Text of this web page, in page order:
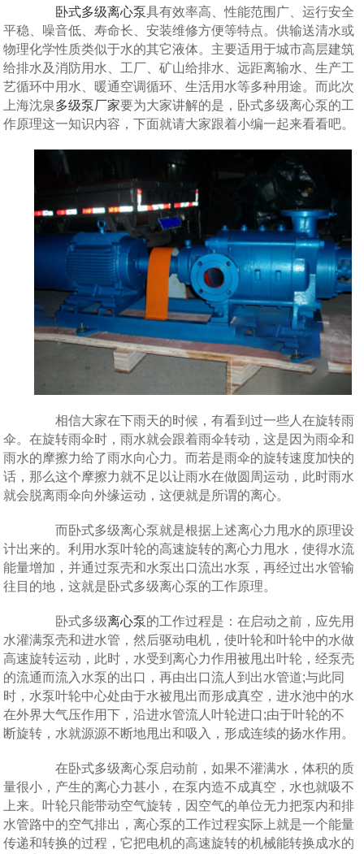
卧式多级离心泵具有效率高、性能范围广、运行安全
平稳、噪音低、寿命长、安装维修方便等特点。供输送清水或
物理化学性质类似于水的其它液体。主要适用于城市高层建筑
给排水及消防用水、工厂、矿山给排水、远距离输水、生产工
艺循环中用水、暖通空调循环、生活用水等多种用途。而此次
上海沈泉多级泵厂家要为大家讲解的是，卧式多级离心泵的工
作原理这一知识内容，下面就请大家跟着小编一起来看看吧。
相信大家在下雨天的时候，有看到过一些人在旋转雨
伞。在旋转雨伞时，雨水就会跟着雨伞转动，这是因为雨伞和
雨水的摩擦力给了雨水向心力。而若是雨伞的旋转速度加快的
话，那么这个摩擦力就不足以让雨水在做圆周运动，此时雨水
就会脱离雨伞向外缘运动，这便就是所谓的离心。
而卧式多级离心泵就是根据上述离心力甩水的原理设
计出来的。利用水泵叶轮的高速旋转的离心力甩水，使得水流
能量增加，并通过泵壳和水泵出口流出水泵，再经过出水管输
往目的地，这就是卧式多级离心泵的工作原理。
卧式多级离心泵的工作过程是：在启动之前，应先用
水灌满泵壳和进水管，然后驱动电机，使叶轮和叶轮中的水做
高速旋转运动，此时，水受到离心力作用被甩出叶轮，经泵壳
的流通而流入水泵的出口，再由出口流人到出水管道;与此同
时，水泵叶轮中心处由于水被甩出而形成真空，进水池中的水
在外界大气压作用下，沿进水管流人叶轮进口;由于叶轮的不
断旋转，水就源源不断地甩出和吸入，形成连续的扬水作用。
在卧式多级离心泵启动前，如果不灌满水，体积的质
量很小，产生的离心力甚小，在泵内造不成真空，水也就吸不
上来。叶轮只能带动空气旋转，因空气的单位无力把泵内和排
水管路中的空气排出，离心泵的工作过程实际上就是一个能量
传递和转换的过程，它把电机的高速旋转的机械能转换成水的